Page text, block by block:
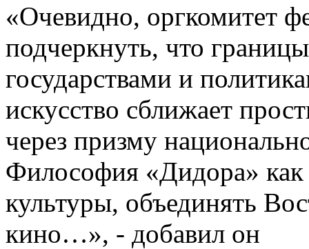
«Очевидно, оргкомитет
подчеркнуть, что
государствами и
искусство сближает
через призму
Философия «Дидора» как
культуры, объединять
кино…», - добавил он